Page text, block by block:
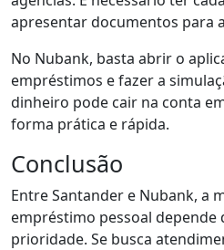
apresentar documentos para
No Nubank, basta abrir o
empréstimos e fazer a
dinheiro pode cair na conta
forma prática e rápida.
Conclusão
Entre Santander e Nubank, a
empréstimo pessoal depende
prioridade. Se busca